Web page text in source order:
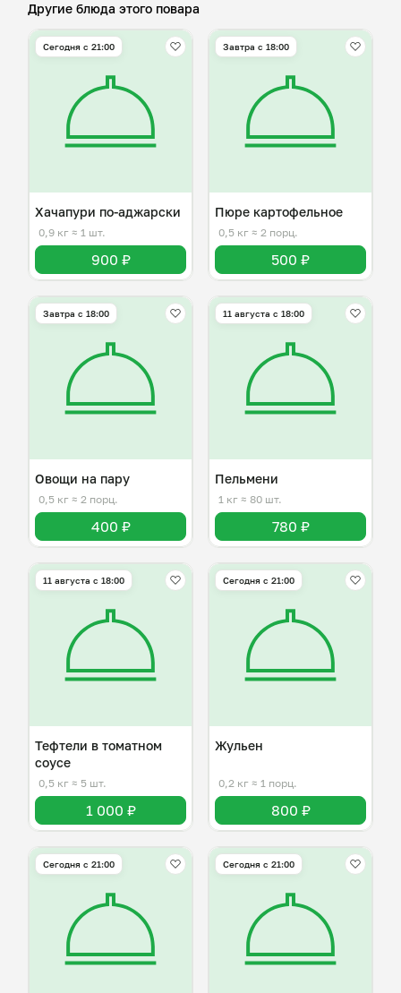
Другие блюда этого повара
Сегодня с 21:00
Хачапури по-аджарски
0,9 кг ≈ 1 шт.
900 ₽
Завтра c 18:00
Пюре картофельное
0,5 кг ≈ 2 порц.
500 ₽
Завтра c 18:00
Овощи на пару
0,5 кг ≈ 2 порц.
400 ₽
11 августа с 18:00
Пельмени
1 кг ≈ 80 шт.
780 ₽
11 августа с 18:00
Тефтели в томатном
соусе
0,5 кг ≈ 5 шт.
1 000 ₽
Сегодня с 21:00
Жульен
0,2 кг ≈ 1 порц.
800 ₽
Сегодня с 21:00 Сегодня с 21:00